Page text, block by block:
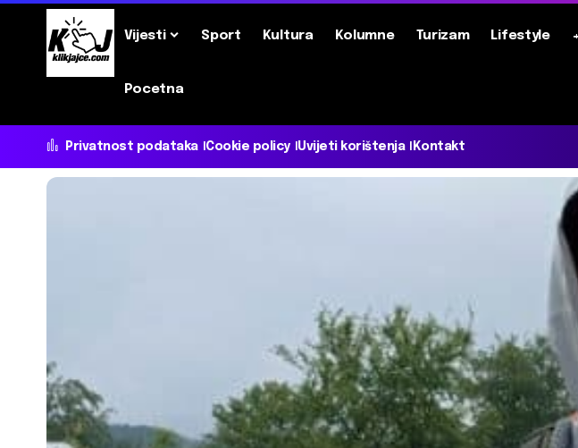
Vijesti Sport Kultura Kolumne Turizam Lifestyle
Pocetna
Privatnost podataka Cookie policy Uvijeti korištenja Kontakt